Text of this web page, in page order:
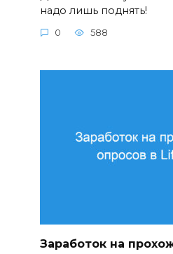
надо лишь поднять!
0 588
Заработок на